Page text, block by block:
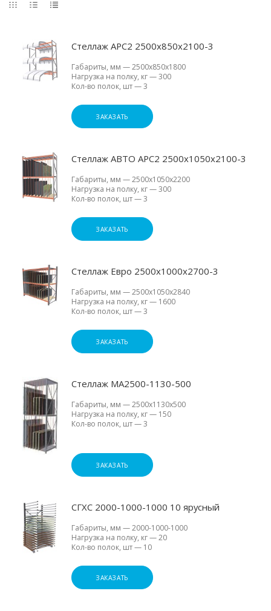
Стеллаж АРС2 2500х850х2100-3
Габариты, мм —2500х850х1800
Нагрузка на полку, кг—300
Кол-во полок, шт—3
ЗАКАЗАТЬ
Стеллаж АВТО АРС2 2500х1050х2100-3
Габариты, мм —2500х1050х2200
Нагрузка на полку, кг—300
Кол-во полок, шт—3
ЗАКАЗАТЬ
Стеллаж Евро 2500х1000х2700-3
Габариты, мм —2500х1050х2840
Нагрузка на полку, кг— 1600
Кол-во полок, шт—3
ЗАКАЗАТЬ
Стеллаж МА2500-1130-500
Габариты, мм —2500х1130х500
Нагрузка на полку, кг— 150
Кол-во полок, шт—3
ЗАКАЗАТЬ
СГХС 2000-1000-1000 10 ярусный
Габариты, мм —2000-1000-1000
Нагрузка на полку, кг—20
Кол-во полок, шт— 10
ЗАКАЗАТЬ